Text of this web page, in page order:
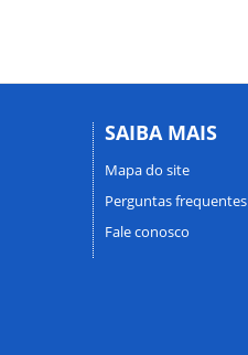
SAIBA MAIS
Mapa do site
Perguntas frequentes
Fale conosco